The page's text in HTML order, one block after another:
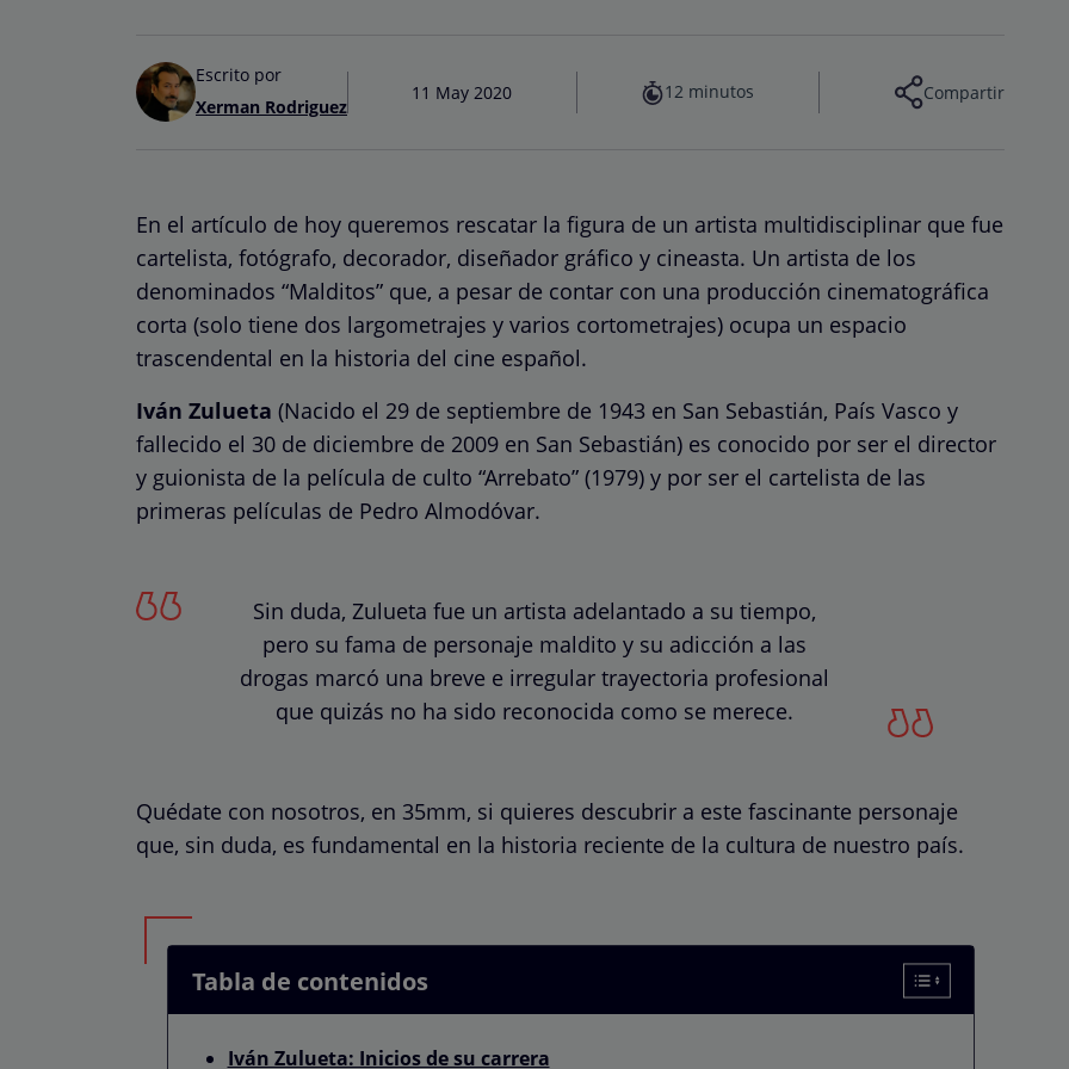
Escrito por
Xerman Rodriguez
11 May 2020 12 minutos Compartir
En el artículo de hoy queremos rescatar la figura de un artista multidisciplinar que fue
cartelista, fotógrafo, decorador, diseñador gráfico y cineasta. Un artista de los
denominados “Malditos” que, a pesar de contar con una producción cinematográfica
corta (solo tiene dos largometrajes y varios cortometrajes) ocupa un espacio
trascendental en la historia del cine español.
Iván Zulueta (Nacido el 29 de septiembre de 1943 en San Sebastián, País Vasco y
fallecido el 30 de diciembre de 2009 en San Sebastián) es conocido por ser el director
y guionista de la película de culto “Arrebato” (1979) y por ser el cartelista de las
primeras películas de Pedro Almodóvar.
Sin duda, Zulueta fue un artista adelantado a su tiempo,
pero su fama de personaje maldito y su adicción a las
drogas marcó una breve e irregular trayectoria profesional
que quizás no ha sido reconocida como se merece.
Quédate con nosotros, en 35mm, si quieres descubrir a este fascinante personaje
que, sin duda, es fundamental en la historia reciente de la cultura de nuestro país.
Tabla de contenidos
Iván Zulueta: Inicios de su carrera